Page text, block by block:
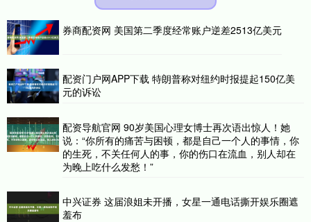
券商配资网 美国第二季度经常账户逆差2513亿美元
配资门户网APP下载 特朗普称对纽约时报提起150亿美
元的诉讼
配资导航官网 90岁美国心理女博士再次语出惊人！她
说：“你所有的痛苦与困顿，都是自己一个人的事情，你
的生死，不关任何人的事，你的伤口在流血，别人却在
为晚上吃什么发愁！”
中兴证券 这届浪姐未开播，女星一通电话撕开娱乐圈遮
羞布